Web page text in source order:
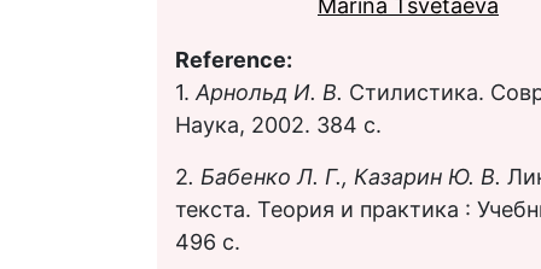
Marina Tsvetaeva
Reference:
1. Арнольд И. В. Стилистика.
Наука, 2002. 384 с.
2. Бабенко Л. Г., Казарин Ю. В.
текста. Теория и практика :
496 с.